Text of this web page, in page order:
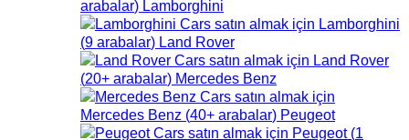
arabalar) Lamborghini
Lamborghini
(9 arabalar) Land Rover
Land Rover
(20+ arabalar) Mercedes Benz
Mercedes Benz (40+ arabalar) Peugeot
Peugeot (1